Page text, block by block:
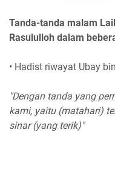
Tanda-tanda malam
Rasululloh dalam
• Hadist riwayat Ubay
"Dengan tanda yang
kami, yaitu (matahari)
sinar (yang terik)"